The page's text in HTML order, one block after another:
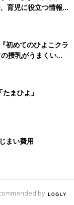
育児に役立つ情報が
初めてのひよこクラ
授乳がうまくい
のトラブル 解決テ
まひよ」
まい費用
by